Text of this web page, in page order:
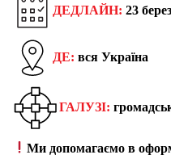
ДЕДЛАЙН: 23
ДЕ: вся Україна
ГАЛУЗІ:
Ми допомагаємо в